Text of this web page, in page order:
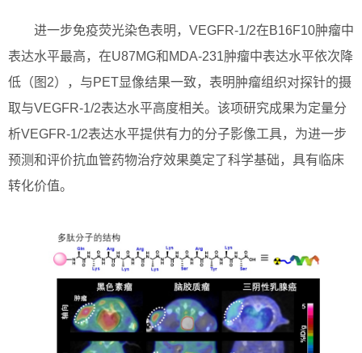
进一步免疫荧光染色表明，VEGFR-1/2在B16F10肿瘤中
表达水平最高，在U87MG和MDA-231肿瘤中表达水平依次降
低（图2），与PET显像结果一致，表明肿瘤组织对探针的摄
取与VEGFR-1/2表达水平高度相关。该项研究成果为定量分
析VEGFR-1/2表达水平提供有力的分子影像工具，为进一步
预测和评价抗血管药物治疗效果奠定了科学基础，具有临床
转化价值。